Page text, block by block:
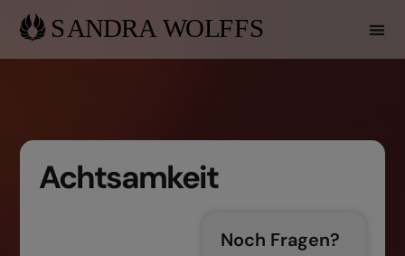
Achtsamkeit
Noch Fragen?